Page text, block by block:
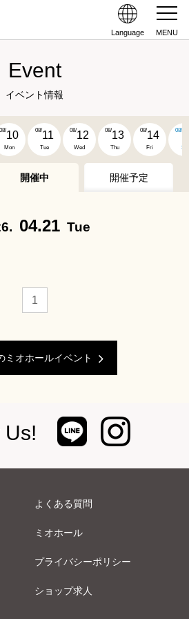
Language MENU
Event
イベント情報
08/10
Mon
08/11
Tue
08/12
Wed
08/13
Thu
08/14
Fri
08/
Sat
開催中 開催予定
04.21 Tue
1
ミオホールイベント
Us!
よくある質問
ミオホール
プライバシーポリシー
ショップ求人